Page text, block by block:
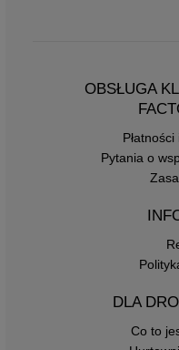
OBSŁUGA
Pytania o
DLA
Co to